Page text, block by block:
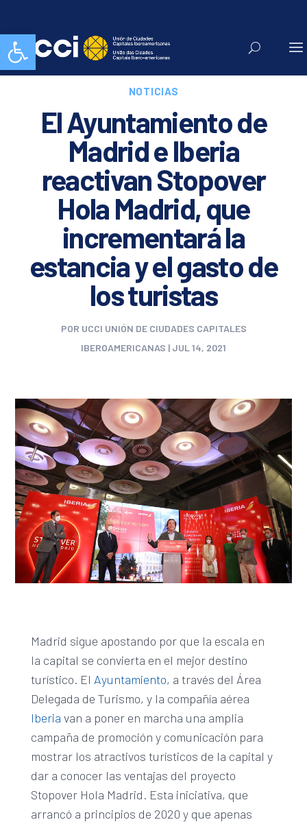
Abrir barra de herramientas
NOTICIAS
El Ayuntamiento de
Madrid e Iberia
reactivan Stopover
Hola Madrid, que
incrementará la
estancia y el gasto de
los turistas
POR UCCI UNIÓN DE CIUDADES CAPITALES
IBEROAMERICANAS | JUL 14, 2021
Madrid sigue apostando por que la escala en
la capital se convierta en el mejor destino
turístico. El Ayuntamiento, a través del Área
Delegada de Turismo, y la compañía aérea
Iberia van a poner en marcha una amplia
campaña de promoción y comunicación para
mostrar los atractivos turísticos de la capital y
dar a conocer las ventajas del proyecto
Stopover Hola Madrid. Esta iniciativa, que
arrancó a principios de 2020 y que apenas